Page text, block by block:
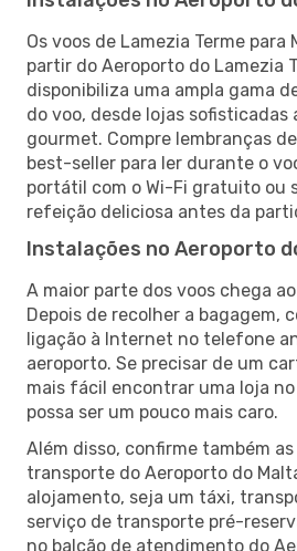
Os voos de Lamezia Terme para
partir do Aeroporto do Lamezia
disponibiliza uma ampla gama
do voo, desde lojas sofisticadas
gourmet. Compre lembranças
best-seller para ler durante o
portátil com o Wi-Fi gratuito ou
refeição deliciosa antes da
Instalações no Aeroporto
A maior parte dos voos chega
Depois de recolher a bagagem,
ligação à Internet no telefone
aeroporto. Se precisar de um
mais fácil encontrar uma loja
possa ser um pouco mais caro.
Além disso, confirme também
transporte do Aeroporto do
alojamento, seja um táxi,
serviço de transporte pré-
no balcão de atendimento do